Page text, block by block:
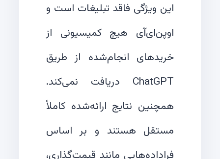
این ویژگی فاقد تبلیغات است و
اوپن‌ای‌آی هیچ کمیسیونی از
خریدهای انجام‌شده از طریق
ChatGPT دریافت نمی‌کند.
همچنین نتایج ارائه‌شده کاملاً
مستقل هستند و بر اساس
فراداده‌هایی مانند قیمت‌گذاری،